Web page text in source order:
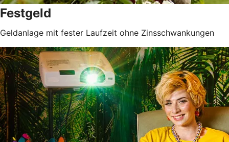
Festgeld
Geldanlage mit fester Laufzeit ohne Zinsschwankungen